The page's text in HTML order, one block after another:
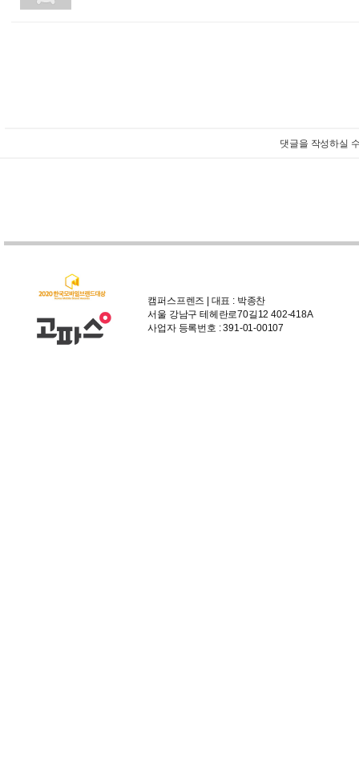
댓글을 작성하실
캠퍼스프렌즈 | 대표 : 박종찬
서울 강남구 테헤란로70길12 402-418A
사업자 등록번호 : 391-01-00107